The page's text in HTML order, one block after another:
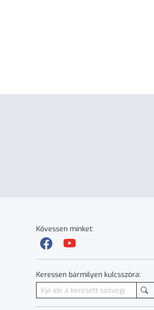
Kövessen minket:
Keressen bármilyen kulcsszóra: